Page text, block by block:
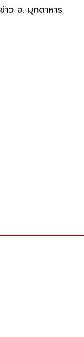
าว จ. มุกดาหาร